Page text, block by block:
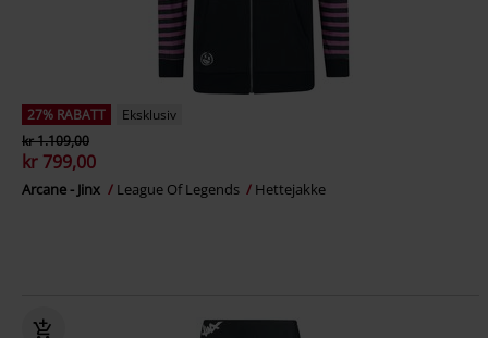
27% RABATT
Eksklusiv
kr 1.109,00
kr 799,00
Arcane - Jinx League Of Legends Hettejakke